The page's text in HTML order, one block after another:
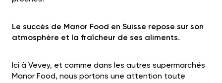
Le succès de Manor Food en Suisse repose sur son
atmosphère et la fraîcheur de ses aliments.
Ici à Vevey, et comme dans les autres supermarchés
Manor Food, nous portons une attention toute